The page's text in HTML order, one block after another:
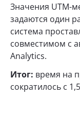
Значения UTM-
задаются один
система
совместимом с
Analytics.
Итог: время на
сократилось с